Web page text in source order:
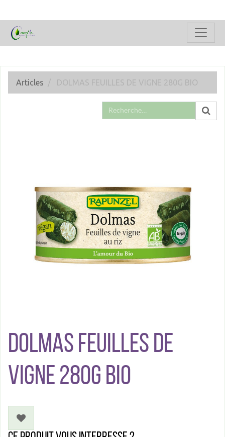
Articles DOLMAS FEUILLES DE VIGNE 280G BIO
DOLMAS FEUILLES DE
VIGNE 280G BIO